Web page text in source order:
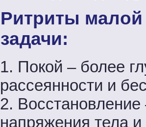
Ритриты
задачи:
1. Покой – более
рассеянности и
2.
напряжения тела